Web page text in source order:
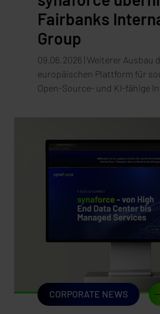
Fairbanks
Group
09.06.2026 | Weiterer Ausbau
europäischen Plattform für
Open-Source- und KI-fähige
CORPORATE NEWS